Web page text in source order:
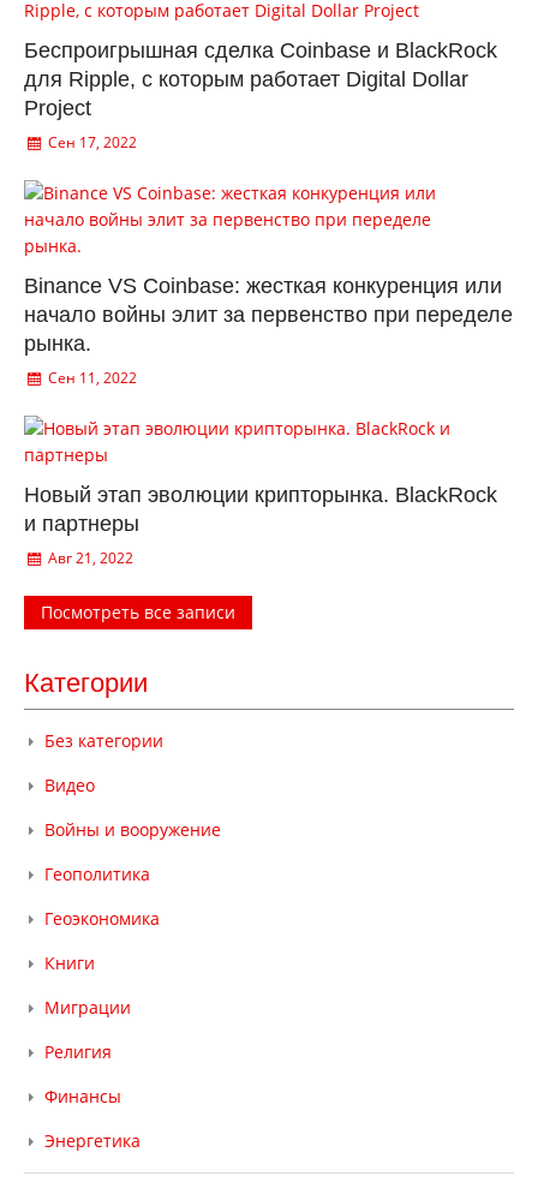
Беспроигрышная сделка Coinbase и BlackRock
для Ripple, с которым работает Digital Dollar
Project
Сен 17, 2022
Binance VS Coinbase: жесткая конкуренция или
начало войны элит за первенство при переделе
рынка.
Сен 11, 2022
Новый этап эволюции крипторынка. BlackRock
и партнеры
Авг 21, 2022
Посмотреть все записи
Категории
Без категории
Видео
Войны и вооружение
Геополитика
Геоэкономика
Книги
Миграции
Религия
Финансы
Энергетика